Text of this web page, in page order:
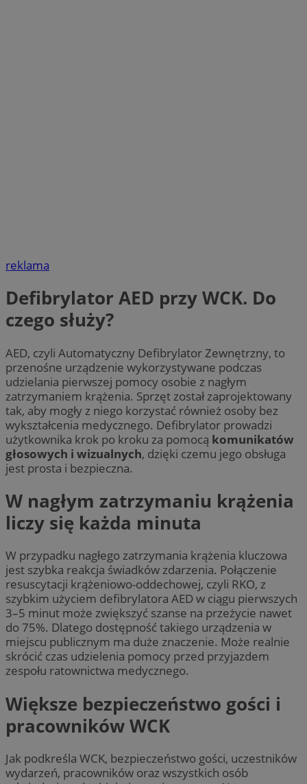
reklama
Defibrylator AED przy WCK. Do
czego służy?
AED, czyli Automatyczny Defibrylator Zewnętrzny, to
przenośne urządzenie wykorzystywane podczas
udzielania pierwszej pomocy osobie z nagłym
zatrzymaniem krążenia. Sprzęt został zaprojektowany
tak, aby mogły z niego korzystać również osoby bez
wykształcenia medycznego. Defibrylator prowadzi
użytkownika krok po kroku za pomocą komunikatów
głosowych i wizualnych, dzięki czemu jego obsługa
jest prosta i bezpieczna.
W nagłym zatrzymaniu krążenia
liczy się każda minuta
W przypadku nagłego zatrzymania krążenia kluczowa
jest szybka reakcja świadków zdarzenia. Połączenie
resuscytacji krążeniowo-oddechowej, czyli RKO, z
szybkim użyciem defibrylatora AED w ciągu pierwszych
3–5 minut może zwiększyć szanse na przeżycie nawet
do 75%. Dlatego dostępność takiego urządzenia w
miejscu publicznym ma duże znaczenie. Może realnie
skrócić czas udzielenia pomocy przed przyjazdem
zespołu ratownictwa medycznego.
Większe bezpieczeństwo gości i
pracowników WCK
Jak podkreśla WCK, bezpieczeństwo gości, uczestników
wydarzeń, pracowników oraz wszystkich osób